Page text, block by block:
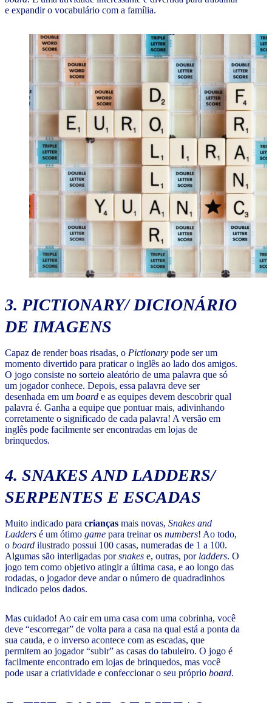
e expandir o vocabulário com a família.
3. PICTIONARY/ DICIONÁRIO
DE IMAGENS
Capaz de render boas risadas, o Pictionary pode ser um
momento divertido para praticar o inglês ao lado dos amigos.
O jogo consiste no sorteio aleatório de uma palavra que só
um jogador conhece. Depois, essa palavra deve ser
desenhada em um board e as equipes devem descobrir qual
palavra é. Ganha a equipe que pontuar mais, adivinhando
corretamente o significado de cada palavra! A versão em
inglês pode facilmente ser encontradas em lojas de
brinquedos.
4. SNAKES AND LADDERS/
SERPENTES E ESCADAS
Muito indicado para crianças mais novas, Snakes and
Ladders é um ótimo game para treinar os numbers! Ao todo,
o board ilustrado possui 100 casas, numeradas de 1 a 100.
Algumas são interligadas porsnakes e, outras, porladders. O
jogo tem como objetivo atingir a última casa, e ao longo das
rodadas, o jogador deve andar o número de quadradinhos
indicado pelos dados.
Mas cuidado! Ao cair em uma casa com uma cobrinha, você
deve “escorregar” de volta para a casa na qual está a ponta da
sua cauda, e o inverso acontece com as escadas, que
permitem ao jogador “subir” as casas do tabuleiro. O jogo é
facilmente encontrado em lojas de brinquedos, mas você
pode usar a criatividade e confeccionar o seu próprio board.